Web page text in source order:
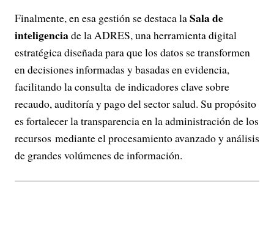
Finalmente, en esa gestión se destaca laSala de
inteligenciade la ADRES, una herramienta digital
estratégica diseñada para que los datos se transformen
en decisiones informadas y basadas en evidencia,
facilitando la consulta de indicadores clave sobre
recaudo, auditoría y pago del sector salud. Su propósito
es fortalecer la transparencia en la administración de los
recursos mediante el procesamiento avanzado y análisis
de grandes volúmenes de información.